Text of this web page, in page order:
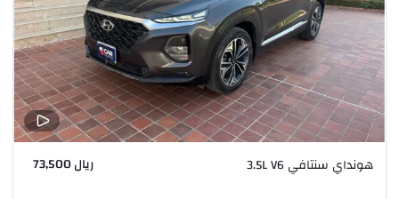
هونداي سنتافي 3.5L V6 ريال 73,500